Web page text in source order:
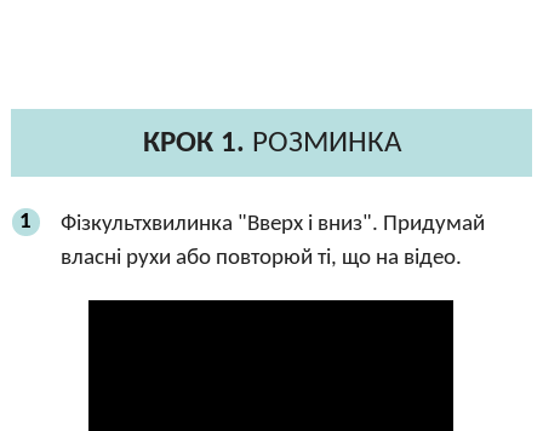
КРОК 1. РОЗМИНКА
1
Фізкультхвилинка "Вверх і вниз". Придумай
власні рухи або повторюй ті, що на відео.